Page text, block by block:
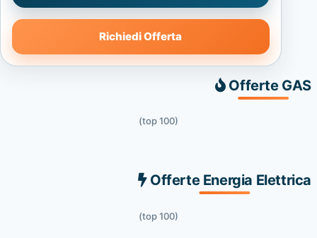
Richiedi Offerta
Offerte GAS
(top 100)
Offerte Energia Elettrica
(top 100)